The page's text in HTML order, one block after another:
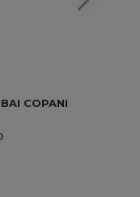
COPANI